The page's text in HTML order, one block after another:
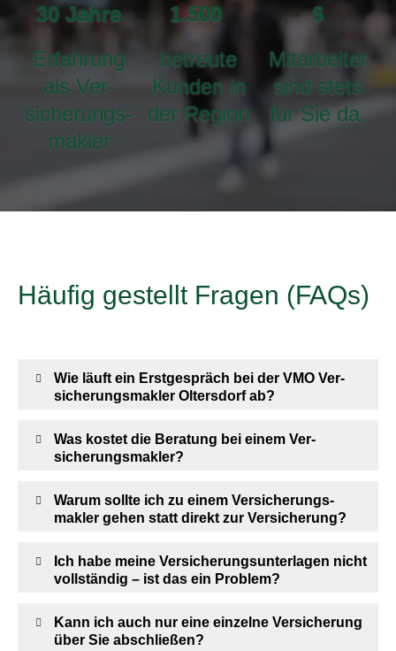
30 Jahre
Erfahrung
als Ver­
sicherungs­
makler
1.500
betreute
Kunden in
der Region
6
Mitarbeiter
sind stets
für Sie da.
Häufig gestellt Fragen (FAQs)
Wie läuft ein Erstgespräch bei der VMO Ver­
sicherungs­makler Oltersdorf ab?
Was kostet die Beratung bei einem Ver­
sicherungs­makler?
Warum sollte ich zu einem Ver­sicherungs­
makler gehen statt direkt zur Versicherung?
Ich habe meine Versicherungsunterlagen nicht
vollständig – ist das ein Problem?
Kann ich auch nur eine einzelne Versicherung
über Sie abschließen?